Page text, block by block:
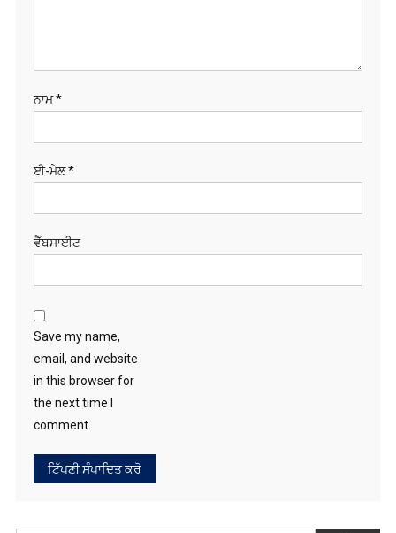
Save my name,
email, and website
in this browser for
the next time I
comment.